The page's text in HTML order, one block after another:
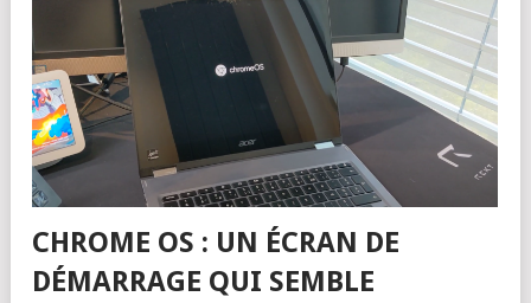
CHROME OS : UN ÉCRAN DE
DÉMARRAGE QUI SEMBLE